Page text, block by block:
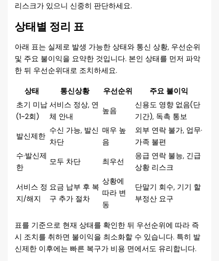
리스크가 있으니 신중히 판단하세요.
상태별 정리 표
아래 표는 실제로 발생 가능한 상태와 통신 상황, 우선순위
및 주요 불이익을 요약한 것입니다. 본인 상태를 먼저 파악
한 뒤 우선순위대로 조치하세요.
상태 통신상황 우선순위
주요 불이익
초기 미납
(1~2회)
서비스 정상, 연
체 안내
높음
신용도 영향 없음(단
기간), 독촉 통보
발신제한
수신 가능, 발신
차단
매우 높
음
외부 연락 불가, 업무·
가족 불편
수·발신제
한
모두 차단 최우선
응급 연락 불능, 긴급
상황 리스크
서비스 정
지/해지
요금 납부 후 복
구 추가 절차
상황에
따라 변
동
단말기 회수, 기기 할
부정산 요구
표를 기준으로 현재 상태를 확인한 뒤 우선순위에 따라 즉
시 조치를 취하면 불이익을 최소화할 수 있습니다. 특히 발
신제한 이후에는 빠른 복구가 비용 면에서도 유리합니다.